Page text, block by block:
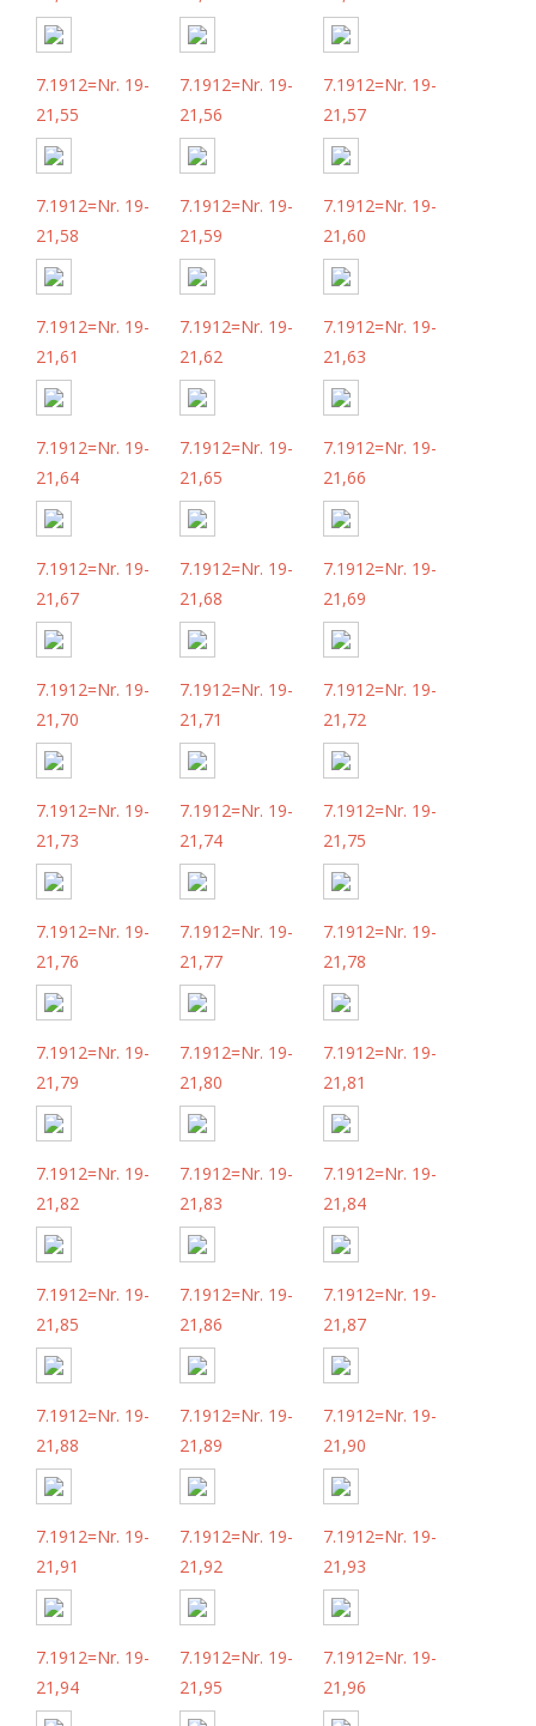
7.1912=Nr. 19-
21,55
7.1912=Nr. 19-
21,56
7.1912=Nr. 19-
21,57
7.1912=Nr. 19-
21,58
7.1912=Nr. 19-
21,59
7.1912=Nr. 19-
21,60
7.1912=Nr. 19-
21,61
7.1912=Nr. 19-
21,62
7.1912=Nr. 19-
21,63
7.1912=Nr. 19-
21,64
7.1912=Nr. 19-
21,65
7.1912=Nr. 19-
21,66
7.1912=Nr. 19-
21,67
7.1912=Nr. 19-
21,68
7.1912=Nr. 19-
21,69
7.1912=Nr. 19-
21,70
7.1912=Nr. 19-
21,71
7.1912=Nr. 19-
21,72
7.1912=Nr. 19-
21,73
7.1912=Nr. 19-
21,74
7.1912=Nr. 19-
21,75
7.1912=Nr. 19-
21,76
7.1912=Nr. 19-
21,77
7.1912=Nr. 19-
21,78
7.1912=Nr. 19-
21,79
7.1912=Nr. 19-
21,80
7.1912=Nr. 19-
21,81
7.1912=Nr. 19-
21,82
7.1912=Nr. 19-
21,83
7.1912=Nr. 19-
21,84
7.1912=Nr. 19-
21,85
7.1912=Nr. 19-
21,86
7.1912=Nr. 19-
21,87
7.1912=Nr. 19-
21,88
7.1912=Nr. 19-
21,89
7.1912=Nr. 19-
21,90
7.1912=Nr. 19-
21,91
7.1912=Nr. 19-
21,92
7.1912=Nr. 19-
21,93
7.1912=Nr. 19-
21,94
7.1912=Nr. 19-
21,95
7.1912=Nr. 19-
21,96